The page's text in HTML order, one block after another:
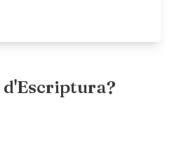
d'Escriptura?